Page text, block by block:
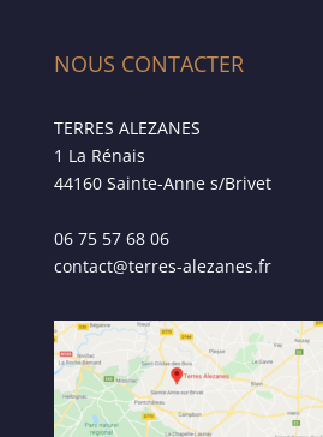
NOUS CONTACTER
TERRES ALEZANES
1 La Rénais
44160 Sainte-Anne s/Brivet
06 75 57 68 06
contact@terres-alezanes.fr